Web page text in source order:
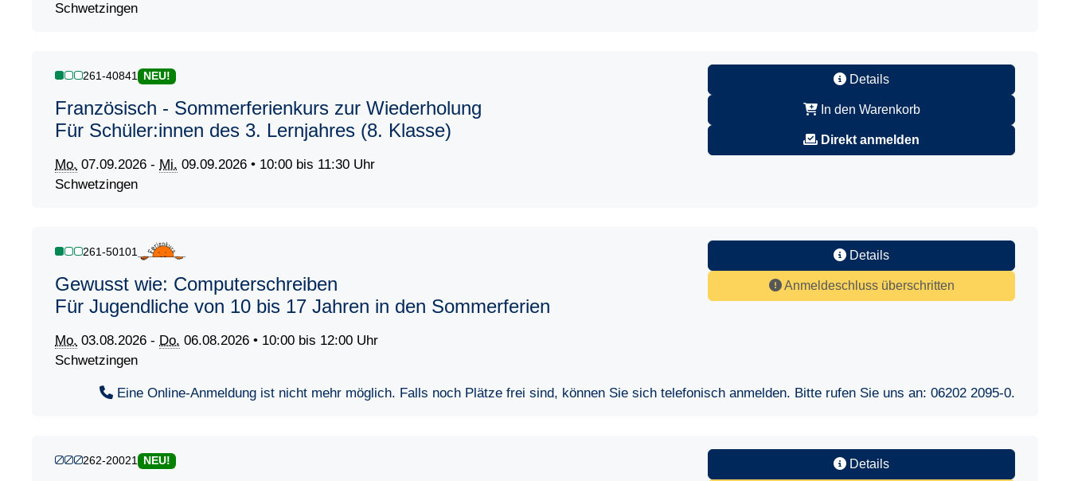
Schwetzingen
261-40841 NEU!
Französisch - Sommerferienkurs zur Wiederholung
Für Schüler:innen des 3. Lernjahres (8. Klasse)
Mo. 07.09.2026 - Mi. 09.09.2026 • 10:00 bis 11:30 Uhr
Schwetzingen
Details
In den Warenkorb
Direkt anmelden
261-50101
Gewusst wie: Computerschreiben
Für Jugendliche von 10 bis 17 Jahren in den Sommerferien
Mo. 03.08.2026 - Do. 06.08.2026 • 10:00 bis 12:00 Uhr
Schwetzingen
Details
Anmeldeschluss überschritten
Eine Online-Anmeldung ist nicht mehr möglich. Falls noch Plätze frei sind, können Sie sich telefonisch anmelden. Bitte rufen Sie uns an: 06202 2095-0.
262-20021 NEU! Details